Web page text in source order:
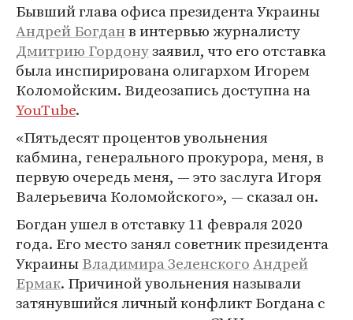
Бывший глава офиса президента Украины
Андрей Богданв интервью журналисту
Дмитрию Гордонузаявил, что его отставка
была инспирирована олигархом Игорем
Коломойским. Видеозапись доступна на
YouTube.
«Пятьдесят процентов увольнения
кабмина, генерального прокурора, меня, в
первую очередь меня, — это заслуга Игоря
Валерьевича Коломойского», — сказал он.
Богдан ушел в отставку 11 февраля 2020
года. Его место занял советник президента
УкраиныВладимира ЗеленскогоАндрей
Ермак. Причиной увольнения называли
затянувшийся личный конфликт Богдана с